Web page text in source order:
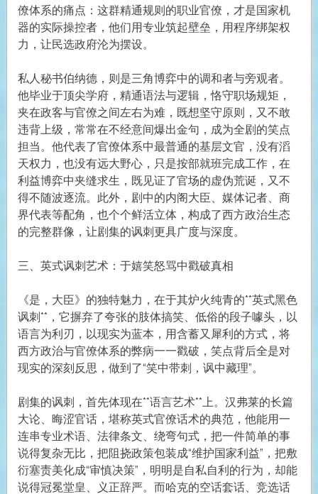
僚体系的痛点：这群精通规则的职业官僚，才是国家机
器的实际操控者，他们用专业筑起壁垒，用程序绑架权
力，让民选政府沦为摆设。
私人秘书伯纳德，则是三角博弈中的调和者与旁观者。
他毕业于顶尖学府，精通语法与逻辑，恪守职场规矩，
夹在政客与官僚之间左右为难，既想坚守原则，又不敢
违背上级，常常在不经意间爆出金句，成为全剧的笑点
担当。他代表了官僚体系中最普通的基层文官，没有滔
天权力，也没有远大野心，只是按部就班完成工作，在
利益博弈中夹缝求生，既见证了官场的虚伪荒诞，又不
得不随波逐流。此外，剧中的内阁大臣、媒体记者、商
界代表等配角，也个个鲜活立体，构成了西方政治生态
的完整群像，让剧集的讽刺更具广度与深度。
三、英式讽刺艺术：于嬉笑怒骂中戳破真相
《是，大臣》的独特魅力，在于其炉火纯青的**英式黑色
讽刺**，它摒弃了夸张的肢体搞笑、低俗的段子噱头，以
语言为利刃，以现实为蓝本，用含蓄又犀利的方式，将
西方政治与官僚体系的弊病一一戳破，笑点背后全是对
现实的深刻反思，做到了“笑中带刺，讽中藏理”。
剧集的讽刺，首先体现在**语言艺术**上。汉弗莱的长篇
大论、晦涩官话，堪称英式官僚话术的典范，他能用一
连串专业术语、法律条文、绕弯句式，把一件简单的事
说得复杂无比，把阻挠政策包装成“维护国家利益”，把敷
衍塞责美化成“审慎决策”，明明是自私自利的行为，却能
说得冠冕堂皇、义正辞严。而哈克的空话套话、竞选话